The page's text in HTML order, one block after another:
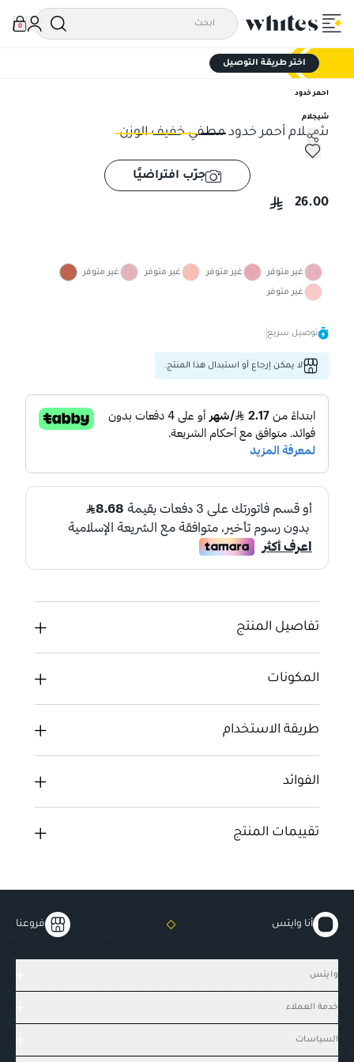
0
اختر طريقة التوصيل
احمر خدود
شيجلام
شجلام أحمر خدود مطفي خفيف الوزن
شجلام أحمر خدود مطفي خفيف الوزن
جرّب افتراضيًا
26.00
غير متوفر غير متوفر غير متوفر غير متوفر
غير متوفر
توصيل سريع
لا يمكن إرجاع أو استبدال هذا المنتج.
تفاصيل المنتج
المكونات
طريقة الاستخدام
الفوائد
تقييمات المنتج
أنا وايتس فروعنا
وايتس
خدمة العملاء
السياسات